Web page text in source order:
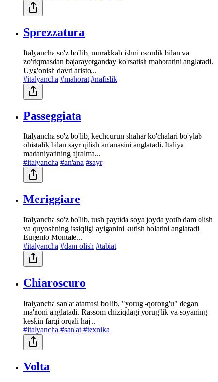
Sprezzatura
Italyancha so'z bo'lib, murakkab ishni osonlik bilan va
zo'riqmasdan bajarayotganday ko'rsatish mahoratini anglatadi.
Uyg'onish davri aristo...
#italyancha #mahorat #nafislik
Passeggiata
Italyancha so'z bo'lib, kechqurun shahar ko'chalari bo'ylab
ohistalik bilan sayr qilish an'anasini anglatadi. Italiya
madaniyatining ajralma...
#italyancha #an'ana #sayr
Meriggiare
Italyancha so'z bo'lib, tush paytida soya joyda yotib dam olish
va quyoshning issiqligi ayiganini kutish holatini anglatadi.
Eugenio Montale...
#italyancha #dam olish #tabiat
Chiaroscuro
Italyancha san'at atamasi bo'lib, "yorug'-qorong'u" degan
ma'noni anglatadi. Rassom chiziqdagi yorug'lik va soyaning
keskin farqi orqali haj...
#italyancha #san'at #texnika
Volta